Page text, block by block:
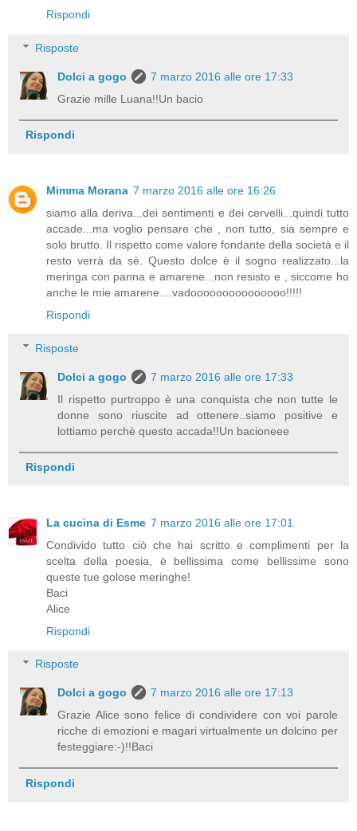
Rispondi
Risposte
Dolci a gogo
7 marzo 2016 alle ore 17:33
Grazie mille Luana!!Un bacio
Rispondi
Mimma Morana 7 marzo 2016 alle ore 16:26
siamo alla deriva...dei sentimenti e dei cervelli...quindi tutto
accade...ma voglio pensare che , non tutto, sia sempre e
solo brutto. Il rispetto come valore fondante della società e il
resto verrà da sè. Questo dolce è il sogno realizzato...la
meringa con panna e amarene...non resisto e , siccome ho
anche le mie amarene....vadooooooooooooooo!!!!!
Rispondi
Risposte
Dolci a gogo
7 marzo 2016 alle ore 17:33
Il rispetto purtroppo è una conquista che non tutte le
donne sono riuscite ad ottenere..siamo positive e
lottiamo perchè questo accada!!Un bacioneee
Rispondi
La cucina di Esme 7 marzo 2016 alle ore 17:01
Condivido tutto ciò che hai scritto e complimenti per la
scelta della poesia, è bellissima come bellissime sono
queste tue golose meringhe!
Baci
Alice
Rispondi
Risposte
Dolci a gogo
7 marzo 2016 alle ore 17:13
Grazie Alice sono felice di condividere con voi parole
ricche di emozioni e magari virtualmente un dolcino per
festeggiare:-)!!Baci
Rispondi